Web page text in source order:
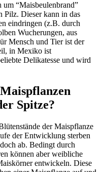
“Maisbeulenbrand”
Pilz. Dieser kann in das
eindringen (z.B. durch
Wucherungen, aus
Mensch und Tier ist der
in Mexiko ist
Delikatesse und wird
Spitze?
der Maispflanze
der Entwicklung sterben
ab. Bedingt durch
können aber weibliche
entwickeln. Diese